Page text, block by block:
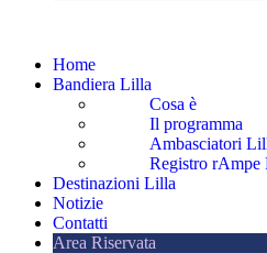
Home
Bandiera Lilla
Cosa è
Il programma
Ambasciatori
Registro rAmpe
Destinazioni Lilla
Notizie
Contatti
Area Riservata